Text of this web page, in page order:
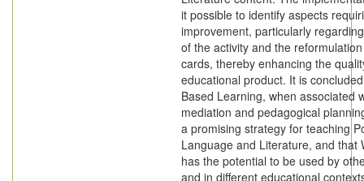
it possible to identify aspects
improvement, particularly
of the activity and the
cards, thereby enhancing the
educational product. It is
Based Learning, when associated
mediation and pedagogical
a promising strategy for teaching
Language and Literature, and that
has the potential to be used by
and in different educational